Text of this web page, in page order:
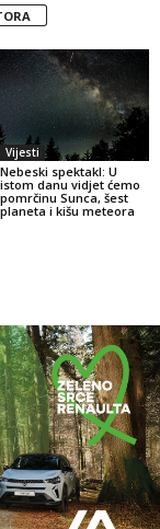
Vijesti
Nebeski spektakl: U
istom danu vidjet ćemo
pomrčinu Sunca, šest
planeta i kišu meteora